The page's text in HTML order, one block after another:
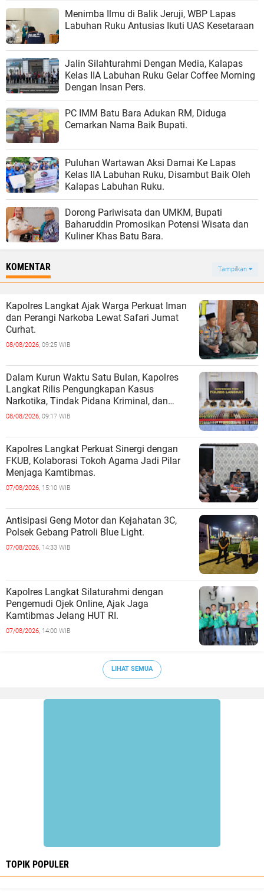
Menimba Ilmu di Balik Jeruji, WBP Lapas
Labuhan Ruku Antusias Ikuti UAS Kesetaraan
Jalin Silahturahmi Dengan Media, Kalapas
Kelas IIA Labuhan Ruku Gelar Coffee Morning
Dengan Insan Pers.
PC IMM Batu Bara Adukan RM, Diduga
Cemarkan Nama Baik Bupati.
‎‎Puluhan Wartawan Aksi Damai Ke Lapas
Kelas IIA Labuhan Ruku, Disambut Baik Oleh
Kalapas Labuhan Ruku.
Dorong Pariwisata dan UMKM, Bupati
Baharuddin Promosikan Potensi Wisata dan
Kuliner Khas Batu Bara.
KOMENTAR Tampilkan
Kapolres Langkat Ajak Warga Perkuat Iman
dan Perangi Narkoba Lewat Safari Jumat
Curhat.
08/08/2026, 09:25 WIB
Dalam Kurun Waktu Satu Bulan, Kapolres
Langkat Rilis Pengungkapan Kasus
Narkotika, Tindak Pidana Kriminal, dan
Kekerasan Seksual terhadap Anak.
08/08/2026, 09:17 WIB
Kapolres Langkat Perkuat Sinergi dengan
FKUB, Kolaborasi Tokoh Agama Jadi Pilar
Menjaga Kamtibmas.
07/08/2026, 15:10 WIB
Antisipasi Geng Motor dan Kejahatan 3C,
Polsek Gebang Patroli Blue Light.
07/08/2026, 14:33 WIB
Kapolres Langkat Silaturahmi dengan
Pengemudi Ojek Online, Ajak Jaga
Kamtibmas Jelang HUT RI.
07/08/2026, 14:00 WIB
LIHAT SEMUA
TOPIK POPULER